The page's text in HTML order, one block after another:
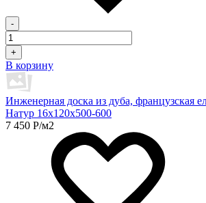
-
+
В корзину
Инженерная доска из дуба, французская
Натур 16х120х500-600
7 450 Р/м2